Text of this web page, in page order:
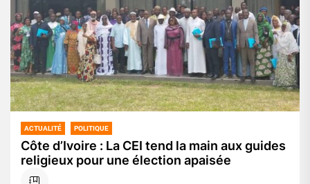
ACTUALITÉ POLITIQUE
Côte d’Ivoire : La CEI tend la main aux guides
religieux pour une élection apaisée